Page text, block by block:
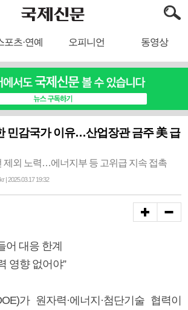
포츠·연예 오피니언 동영상
민감국가 이유…산업장관 금주 美 급
제외 노력…에너지부 등 고위급 지속 접촉
| 2025.03.17 19:32
어 대응 한계
영향 없어야”
가 원자력·에너지·첨단기술 협력이